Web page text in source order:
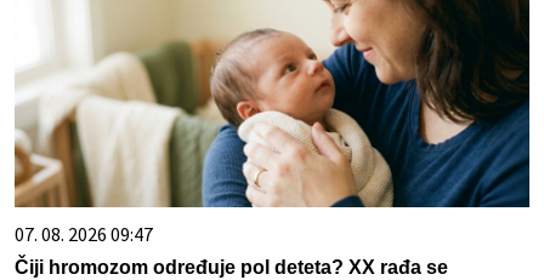
07. 08. 2026 09:47
Čiji hromozom određuje pol deteta? XX rađa se